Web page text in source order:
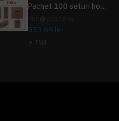
Pachet 100 seturi hoteliere, set dentar, set barbierit, casca de dus, pila unghii, set cusut
533,69 lei
+ TVA